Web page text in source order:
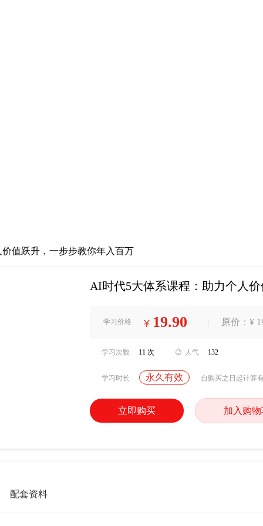
值跃升，一步步教你年入百万
AI时代5大体系课程：助力个人
学习价格 ¥ 19.90 原价：¥
学习次数 11 次  人气 132
学习时长 永久有效 自购买之日起计算
立即购买 加入购物
配套资料